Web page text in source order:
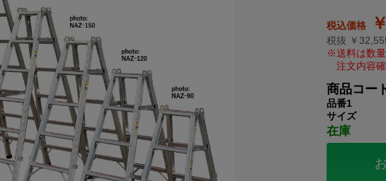
税抜 ￥
商品コー
品番1
サイズ
在庫